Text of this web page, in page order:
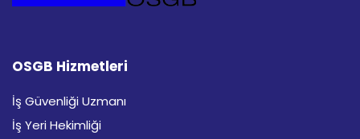
OSGB Hizmetleri
İş Güvenliği Uzmanı
İş Yeri Hekimliği